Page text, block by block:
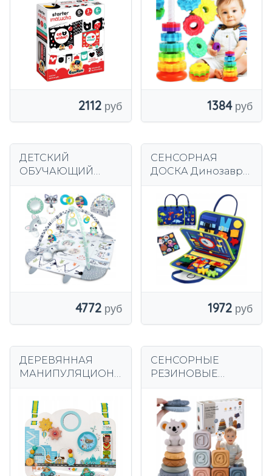
2112
сортировщиком
дисков для детей
от 1 года
1384
ДЕТСКИЙ
ОБУЧАЮЩИЙ
ИНТЕРАКТИВНЫЙ
3В1 RICOKIDS
БОЛЬШОЙ СЕРЫЙ
БЕСПЛАТНО
4772
СЕНСОРНАЯ
ДОСКА Динозавр
манипулятивная
книга для детей
1972
ДЕРЕВЯННАЯ
МАНИПУЛЯЦИОН
МОНТЕССОРИ ДЛЯ
РЕБЕНКА 6
МЕСЯЦЕВ
СЕНСОРНЫЕ
РЕЗИНОВЫЕ
КРЕАТИВНАЯ
БАШНЯ
МОНТЕССОРИ
ПИРАМИДА 13 EL